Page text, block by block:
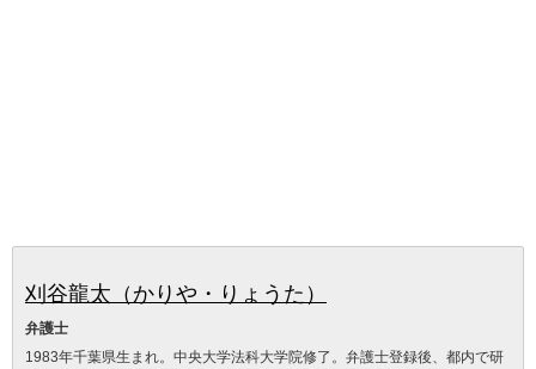
刈谷龍太（かりや・りょうた）
弁護士
1983年千葉県生まれ。中央大学法科大学院修了。弁護士登録後、都内で研